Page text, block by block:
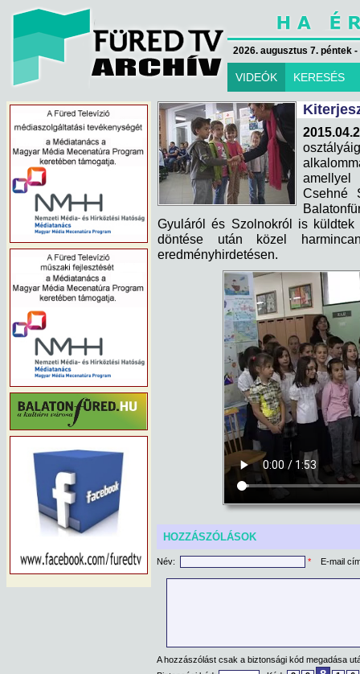
2026. augusztus 7. péntek
VIDEÓK KERESÉS
Csehné
Gyuláról és Szolnokról is
döntése után közel
eredményhirdetésen.
HOZZÁSZÓLÁSOK
Név: * E-mail
A hozzászólást csak a biztonsági kód megadása